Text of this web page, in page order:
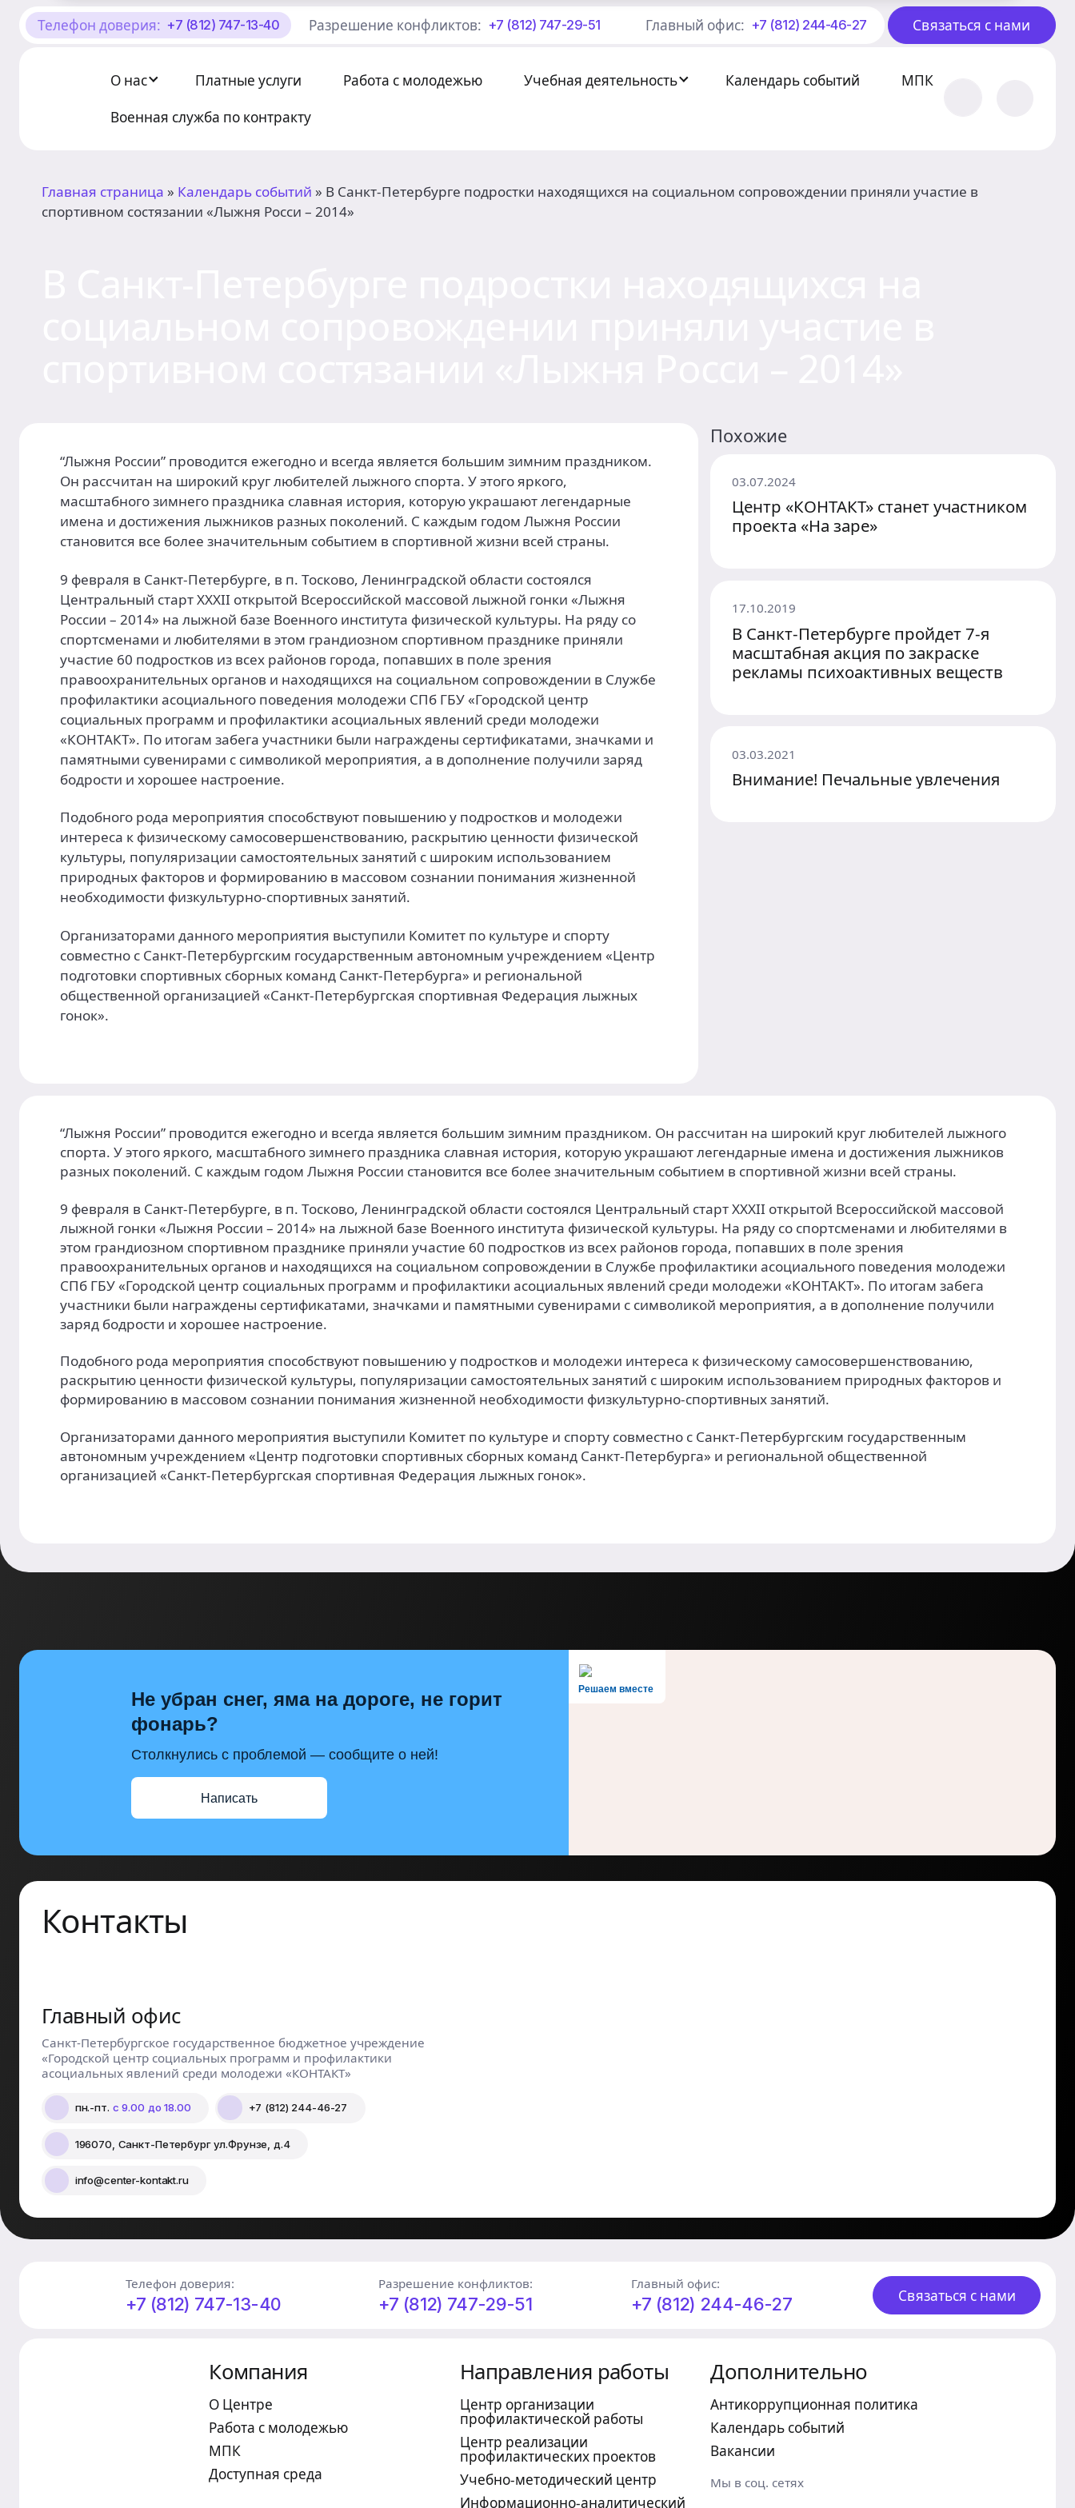
Телефон доверия: +7 (812) 747-13-40 Разрешение конфликтов: +7 (812) 747-29-51 Главный офис: +7 (812) 244-46-27 Связаться с нами
О нас Платные услуги Работа с молодежью Учебная деятельность Календарь событий
МПК
Военная служба по контракту
Главная страница » Календарь событий » В Санкт-Петербурге подростки находящихся на социальном сопровождении приняли участие в
спортивном состязании «Лыжня Росси – 2014»
“Лыжня России” проводится ежегодно и всегда является большим зимним праздником.
Он рассчитан на широкий круг любителей лыжного спорта. У этого яркого,
масштабного зимнего праздника славная история, которую украшают легендарные
имена и достижения лыжников разных поколений. С каждым годом Лыжня России
становится все более значительным событием в спортивной жизни всей страны.
9 февраля в Санкт-Петербурге, в п. Тосково, Ленинградской области состоялся
Центральный старт XXXII открытой Всероссийской массовой лыжной гонки «Лыжня
России – 2014» на лыжной базе Военного института физической культуры. На ряду со
спортсменами и любителями в этом грандиозном спортивном празднике приняли
участие 60 подростков из всех районов города, попавших в поле зрения
правоохранительных органов и находящихся на социальном сопровождении в Службе
профилактики асоциального поведения молодежи СПб ГБУ «Городской центр
социальных программ и профилактики асоциальных явлений среди молодежи
«КОНТАКТ». По итогам забега участники были награждены сертификатами, значками и
памятными сувенирами с символикой мероприятия, а в дополнение получили заряд
бодрости и хорошее настроение.
Подобного рода мероприятия способствуют повышению у подростков и молодежи
интереса к физическому самосовершенствованию, раскрытию ценности физической
культуры, популяризации самостоятельных занятий с широким использованием
природных факторов и формированию в массовом сознании понимания жизненной
необходимости физкультурно-спортивных занятий.
Организаторами данного мероприятия выступили Комитет по культуре и спорту
совместно с Санкт-Петербургским государственным автономным учреждением «Центр
подготовки спортивных сборных команд Санкт-Петербурга» и региональной
общественной организацией «Санкт-Петербургская спортивная Федерация лыжных
гонок».
Похожие
03.07.2024
Центр «КОНТАКТ» станет участником
проекта «На заре»
17.10.2019
В Санкт-Петербурге пройдет 7-я
масштабная акция по закраске
рекламы психоактивных веществ
03.03.2021
Внимание! Печальные увлечения
“Лыжня России” проводится ежегодно и всегда является большим зимним праздником. Он рассчитан на широкий круг любителей лыжного
спорта. У этого яркого, масштабного зимнего праздника славная история, которую украшают легендарные имена и достижения лыжников
разных поколений. С каждым годом Лыжня России становится все более значительным событием в спортивной жизни всей страны.
9 февраля в Санкт-Петербурге, в п. Тосково, Ленинградской области состоялся Центральный старт XXXII открытой Всероссийской массовой
лыжной гонки «Лыжня России – 2014» на лыжной базе Военного института физической культуры. На ряду со спортсменами и любителями в
этом грандиозном спортивном празднике приняли участие 60 подростков из всех районов города, попавших в поле зрения
правоохранительных органов и находящихся на социальном сопровождении в Службе профилактики асоциального поведения молодежи
СПб ГБУ «Городской центр социальных программ и профилактики асоциальных явлений среди молодежи «КОНТАКТ». По итогам забега
участники были награждены сертификатами, значками и памятными сувенирами с символикой мероприятия, а в дополнение получили
заряд бодрости и хорошее настроение.
Подобного рода мероприятия способствуют повышению у подростков и молодежи интереса к физическому самосовершенствованию,
раскрытию ценности физической культуры, популяризации самостоятельных занятий с широким использованием природных факторов и
формированию в массовом сознании понимания жизненной необходимости физкультурно-спортивных занятий.
Организаторами данного мероприятия выступили Комитет по культуре и спорту совместно с Санкт-Петербургским государственным
автономным учреждением «Центр подготовки спортивных сборных команд Санкт-Петербурга» и региональной общественной
организацией «Санкт-Петербургская спортивная Федерация лыжных гонок».
Решаем вместе
Не убран снег, яма на дороге, не горит
фонарь?
Столкнулись с проблемой — сообщите о ней!
Написать
Контакты
Главный офис
Санкт-Петербургское государственное бюджетное учреждение
«Городской центр социальных программ и профилактики
асоциальных явлений среди молодежи «КОНТАКТ»
пн.-пт. с 9.00 до 18.00 +7 (812) 244-46-27
196070, Санкт-Петербург ул.Фрунзе, д.4
info@center-kontakt.ru
Связаться с нами
Телефон доверия:
+7 (812) 747-13-40
Разрешение конфликтов:
+7 (812) 747-29-51
Главный офис:
+7 (812) 244-46-27
Компания
О Центре
Работа с молодежью
МПК
Доступная среда
Направления работы
Центр организации
профилактической работы
Центр реализации
профилактических проектов
Учебно-методический центр
Информационно-аналитический
Дополнительно
Антикоррупционная политика
Календарь событий
Вакансии
Мы в соц. сетях
О Центре «КОНТАКТ»
Документы